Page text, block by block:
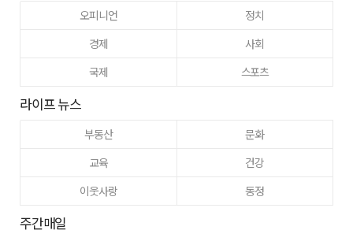
오피니언
정치
경제
사회
국제
스포츠
라이프 뉴스
부동산
문화
교육
건강
이웃사랑
동정
주간매일